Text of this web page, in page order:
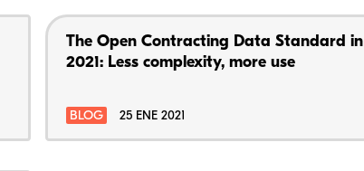
The Open Contracting Data Standard in
2021: Less complexity, more use
BLOG 25 ENE 2021